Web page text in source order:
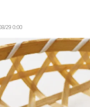
29 0:00